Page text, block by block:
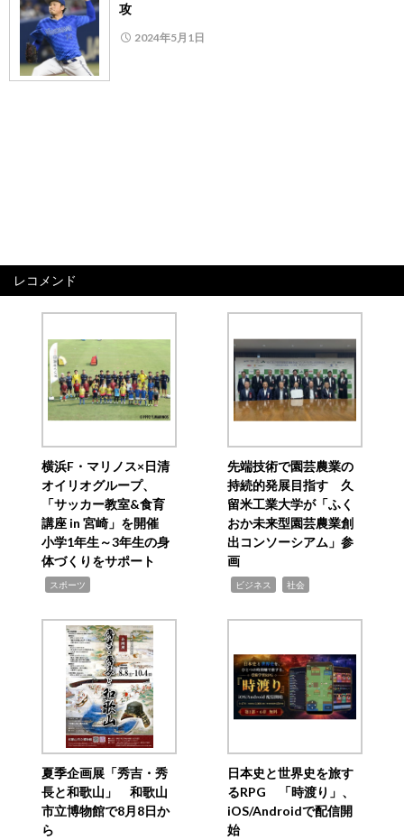
攻
2024年5月1日
レコメンド
横浜F・マリノス×日清
オイリオグループ、
「サッカー教室&食育
講座 in 宮崎」を開催
小学1年生～3年生の身
体づくりをサポート
スポーツ
先端技術で園芸農業の
持続的発展目指す 久
留米工業大学が「ふく
おか未来型園芸農業創
出コンソーシアム」参
画
ビジネス 社会
夏季企画展「秀吉・秀
長と和歌山」 和歌山
市立博物館で8月8日か
ら
日本史と世界史を旅す
るRPG 「時渡り」、
iOS/Androidで配信開
始